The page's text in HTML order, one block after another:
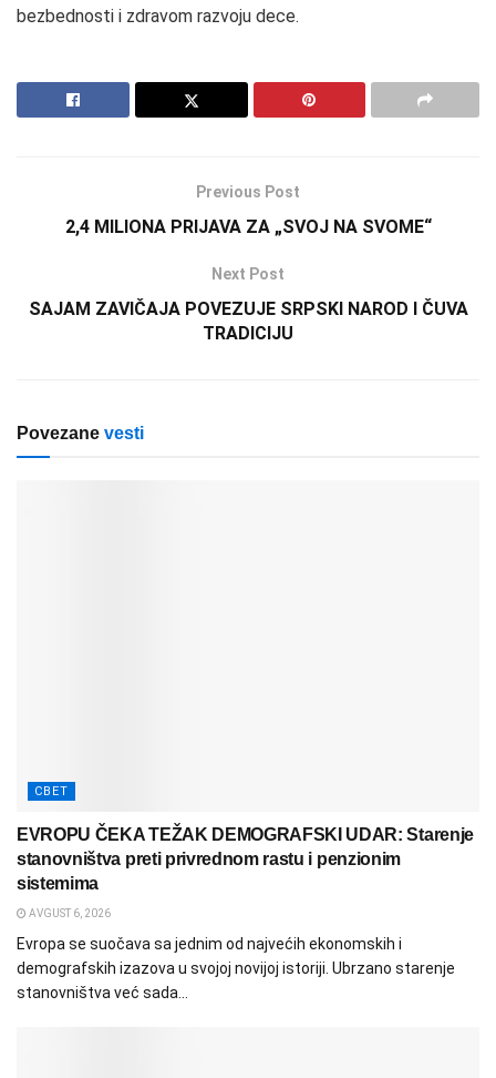
bezbednosti i zdravom razvoju dece.
Previous Post
2,4 MILIONA PRIJAVA ZA „SVOJ NA SVOME“
Next Post
SAJAM ZAVIČAJA POVEZUJE SRPSKI NAROD I ČUVA
TRADICIJU
Povezane vesti
СВЕТ
EVROPU ČEKA TEŽAK DEMOGRAFSKI UDAR: Starenje
stanovništva preti privrednom rastu i penzionim
sistemima
AVGUST 6, 2026
Evropa se suočava sa jednim od najvećih ekonomskih i
demografskih izazova u svojoj novijoj istoriji. Ubrzano starenje
stanovništva već sada...